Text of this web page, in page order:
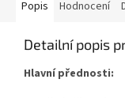
Popis Hodnocení
Detailní popis
Hlavní přednosti: